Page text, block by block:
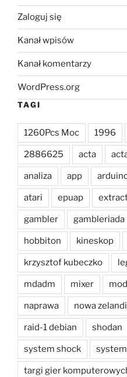
Zaloguj się
Kanał wpisów
Kanał komentarzy
WordPress.org
TAGI
1260Pcs Moc 1996
2886625 acta
analiza app
atari epuap
gambler gambleriada
hobbiton kineskop
krzysztof kubeczko
mdadm mixer
naprawa nowa
raid-1 debian shodan
system shock
targi gier